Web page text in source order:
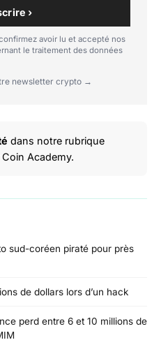
›
avoir lu et accepté nos
le traitement des données
newsletter crypto →
dans notre rubrique
Coin Academy.
sud-coréen piraté pour près
de dollars lors d’un hack
perd entre 6 et 10 millions de